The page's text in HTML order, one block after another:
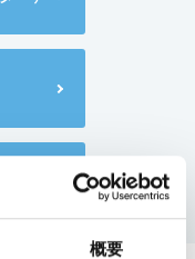
概要